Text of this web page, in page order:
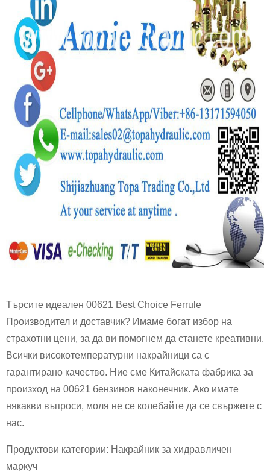
Търсите идеален 00621 Best Choice Ferrule
Производител и доставчик? Имаме богат избор на
страхотни цени, за да ви помогнем да станете креативни.
Всички високотемпературни накрайници са с
гарантирано качество. Ние сме Китайската фабрика за
произход на 00621 бензинов наконечник. Ако имате
някакви въпроси, моля не се колебайте да се свържете с
нас.
Продуктови категории: Накрайник за хидравличен
маркуч